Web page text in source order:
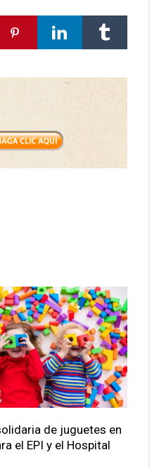
de juguetes en
el EPI y el Hospital